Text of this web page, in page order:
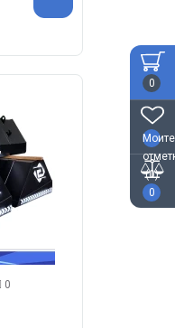
0
Моите
(0)
0
0